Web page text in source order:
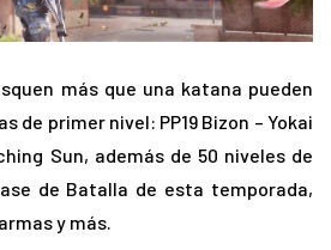
más que una katana pueden
de primer nivel: PP19 Bizon – Yokai
Sun, además de 50 niveles de
de Batalla de esta temporada,
y más.